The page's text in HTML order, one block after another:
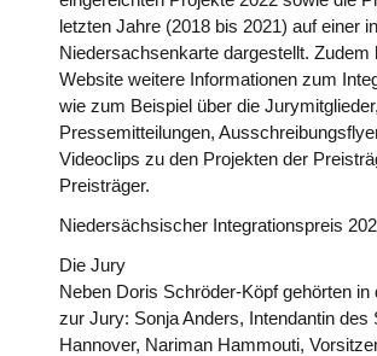
letzten Jahre (2018 bis 2021) auf einer
Niedersachsenkarte dargestellt. Zudem
Website weitere Informationen zum
wie zum Beispiel über die Jurymitglieder,
Pressemitteilungen,
Videoclips zu den Projekten der
Preisträger.
Niedersächsischer Integrationspreis
Die Jury
Neben Doris Schröder-Köpf gehörten in
zur Jury: Sonja Anders, Intendantin des
Hannover, Nariman Hammouti,